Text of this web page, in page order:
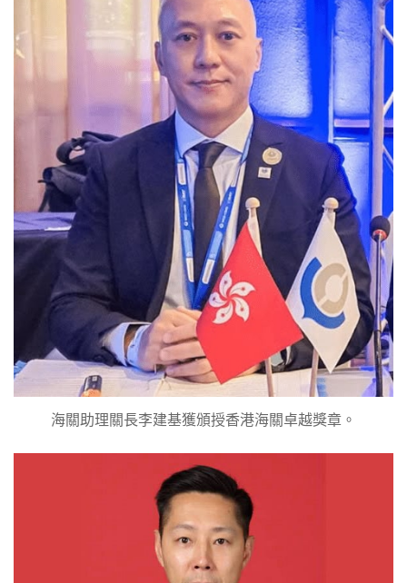
海關助理關長李建基獲頒授香港海關卓越獎章。